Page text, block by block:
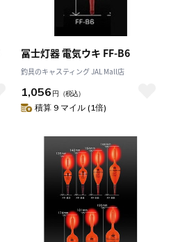
冨士灯器 電気ウキ FF-B6
釣具のキャスティング JAL Mall店
1,056 円 （税込）
積算 9 マイル (1倍)